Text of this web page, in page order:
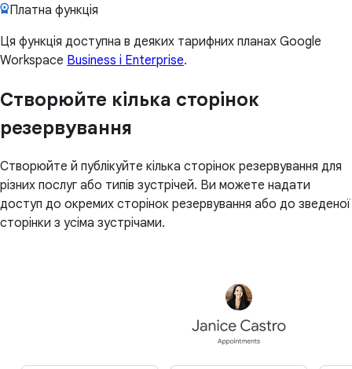
Платна функція
Ця функція доступна в деяких тарифних планах Google
Workspace Business і Enterprise.
Створюйте кілька сторінок
резервування
Створюйте й публікуйте кілька сторінок резервування для
різних послуг або типів зустрічей. Ви можете надати
доступ до окремих сторінок резервування або до зведеної
сторінки з усіма зустрічами.